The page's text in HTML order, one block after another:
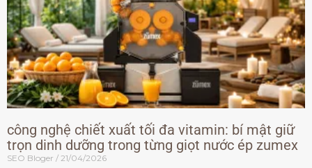
công nghệ chiết xuất tối đa vitamin: bí mật giữ
trọn dinh dưỡng trong từng giọt nước ép zumex
SEO Bloger 21/04/2026